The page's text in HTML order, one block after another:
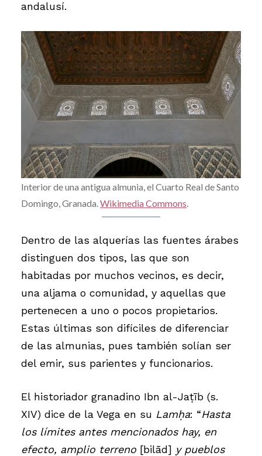
andalusí.
Interior de una antigua almunia, el Cuarto Real de Santo
Domingo, Granada.Wikimedia Commons.
Dentro de las alquerías las fuentes árabes
distinguen dos tipos, las que son
habitadas por muchos vecinos, es decir,
una aljama o comunidad, y aquellas que
pertenecen a uno o pocos propietarios.
Estas últimas son difíciles de diferenciar
de las almunias, pues también solían ser
del emir, sus parientes y funcionarios.
El historiador granadino Ibn al-Jaṭīb (s.
XIV) dice de la Vega en su Lamḥa: “Hasta
los límites antes mencionados hay, en
efecto, amplio terreno [bilād] y pueblos